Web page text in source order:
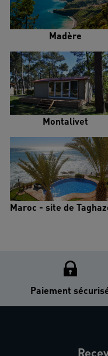
Madère
Montalivet
Maroc - site de
Paiement